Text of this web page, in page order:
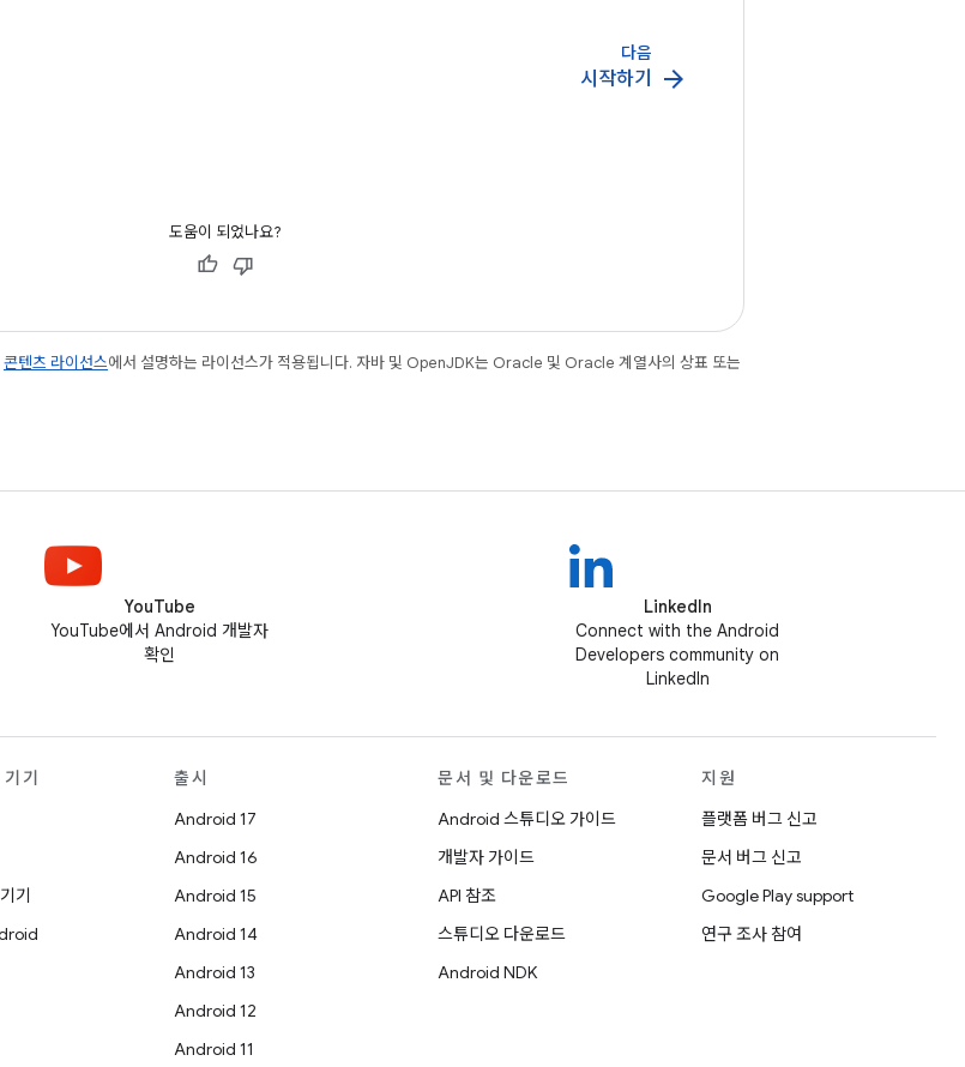
다음
시작하기 arrow_forward
도움이 되었나요?
콘텐츠 라이선스에서 설명하는 라이선스가 적용됩니다. 자바 및 OpenJDK는 Oracle 및 Oracle 계열사의 상표 또는
YouTube
YouTube에서 Android 개발자
확인
LinkedIn
Connect with the Android
Developers community on
LinkedIn
기
기
출시
Android 17
Android 16
Android 15
Android 14
Android 13
Android 12
Android 11
문서 및 다운로드
Android 스튜디오 가이드
개발자 가이드
API 참조
스튜디오 다운로드
Android NDK
지원
플랫폼 버그 신고
문서 버그 신고
Google Play support
연구 조사 참여